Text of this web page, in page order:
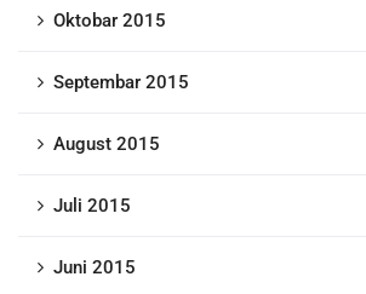
Oktobar 2015
Septembar 2015
August 2015
Juli 2015
Juni 2015